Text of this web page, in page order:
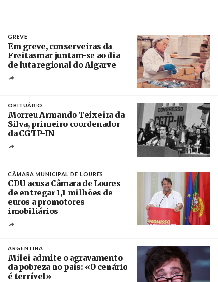
GREVE
Em greve, conserveiras da
Freitasmar juntam-se ao dia
de luta regional do Algarve
OBITUÁRIO
Morreu Armando Teixeira da
Silva, primeiro coordenador
da CGTP-IN
CÂMARA MUNICIPAL DE LOURES
CDU acusa Câmara de Loures
de entregar 1,1 milhões de
euros a promotores
imobiliários
ARGENTINA
Milei admite o agravamento
da pobreza no país: «O cenário
é terrível»